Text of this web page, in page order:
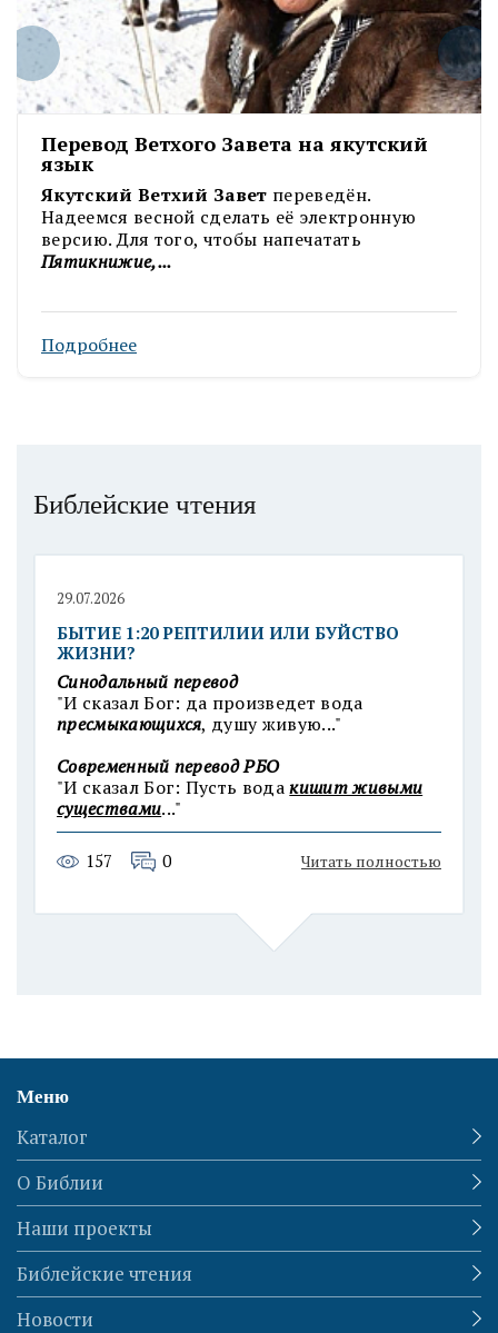
Перевод Ветхого Завета на якутский
язык
Якутский Ветхий Завет переведён.
Надеемся весной сделать её электронную
версию. Для того, чтобы напечатать
Пятикнижие,...
Подробнее
Библейские чтения
29.07.2026
БЫТИЕ 1:20 РЕПТИЛИИ ИЛИ БУЙСТВО
ЖИЗНИ?
Синодальный перевод
"И сказал Бог: да произведет вода
пресмыкающихся, душу живую..."
Современный перевод РБО
"И сказал Бог: Пусть водакишит живыми
существами..."
157 0 Читать полностью
Меню
Каталог
О Библии
Наши проекты
Библейские чтения
Новости